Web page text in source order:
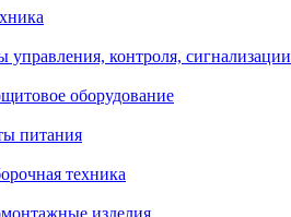
управления, контроля, сигнализации
оборудование
питания
техника
изделия